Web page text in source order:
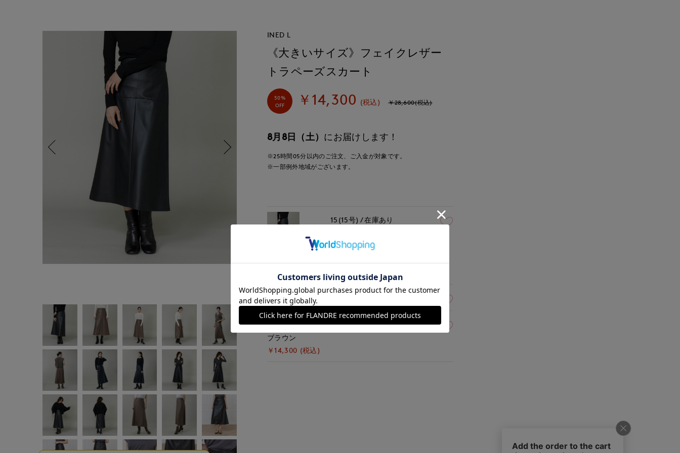
INED L
《大きいサイズ》フェイクレザー
トラペーズスカート
50%
OFF
￥14,300 (税込) ￥28,600(税込)
8月8日（土） にお届けします！
※25時間05分以内のご注文、ご入金が対象です。
※一部例外地域がございます。
￥14,300 (税込)
15(15号) 在庫あり
ブラウン
￥14,300 (税込)
15(15号)
13(13号) 残り1点